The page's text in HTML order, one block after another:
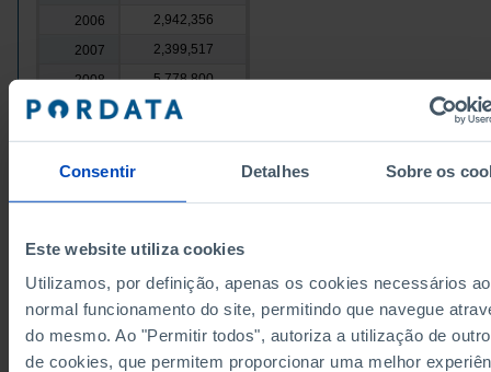
Consentir Detalhes Sobre os
Este website utiliza cookies
Utilizamos, por definição, apenas os cookies necessários ao
normal funcionamento do site, permitindo que navegue
do mesmo. Ao "Permitir todos", autoriza a utilização de
de cookies, que permitem proporcionar uma melhor
2006
2,942,356
2007
2,399,517
2008
5,778,800
2009
2,517,755
2010
3,895,000
2011
2012
700,000
2014
600,000
2015
600,000
2016
600,000
2017
600,000
Sources/Entities: RBE/MECI, PORDATA